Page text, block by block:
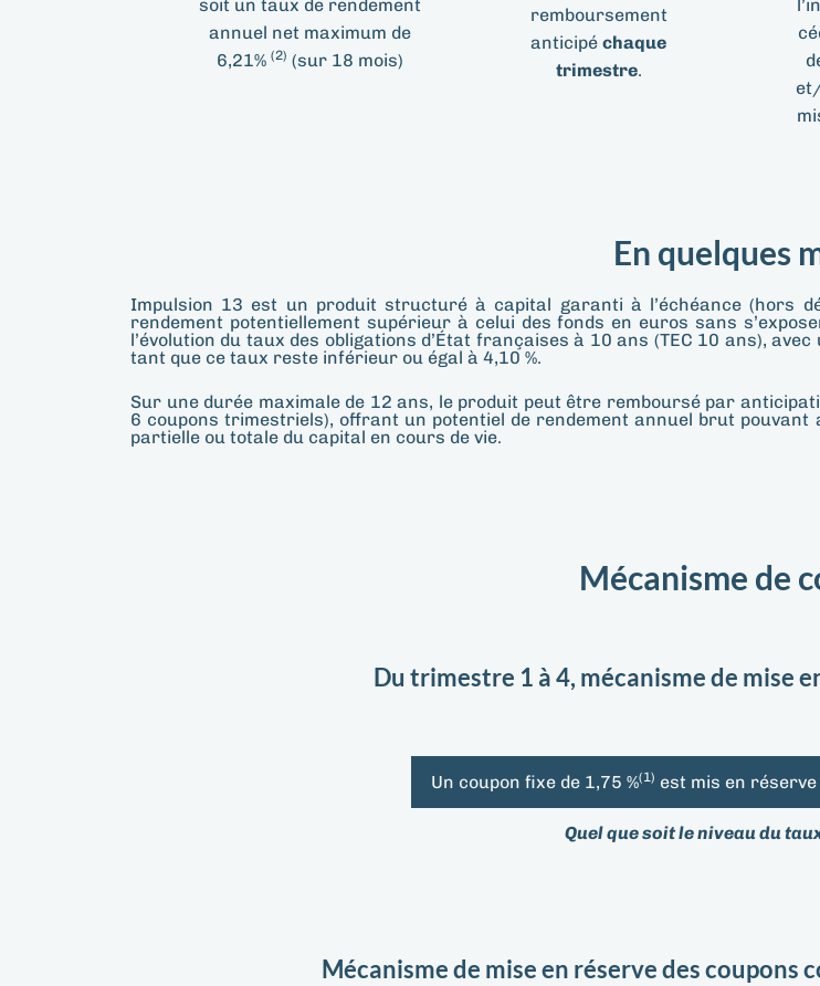
soit un taux de rendement
annuel net maximum de
6,21% (2) (sur 18 mois)
remboursement
anticipé chaque
trimestre.
En quelques
Impulsion 13 est un produit structuré à capital garanti à l’échéance (hors
rendement potentiellement supérieur à celui des fonds en euros sans
l’évolution du taux des obligations d’État françaises à 10 ans (TEC 10 ans),
tant que ce taux reste inférieur ou égal à 4,10 %.
Sur une durée maximale de 12 ans, le produit peut être remboursé par
6 coupons trimestriels), offrant un potentiel de rendement annuel brut
partielle ou totale du capital en cours de vie.
Mécanisme de
Du trimestre 1 à 4, mécanisme de mise
Un coupon fixe de 1,75 %(1) est mis en
Quel que soit le niveau du
Mécanisme de mise en réserve des coupons